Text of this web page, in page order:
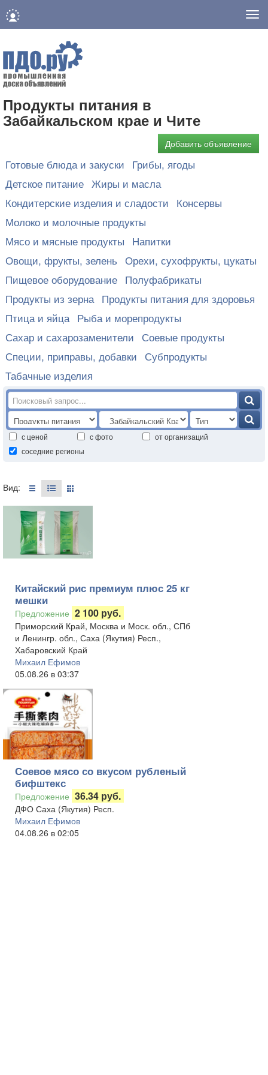
Продукты питания в
Забайкальском крае и Чите
Добавить объявление
Готовые блюда и закуски Грибы, ягоды
Детское питание Жиры и масла
Кондитерские изделия и сладости Консервы
Молоко и молочные продукты
Мясо и мясные продукты Напитки
Овощи, фрукты, зелень Орехи, сухофрукты, цукаты
Пищевое оборудование Полуфабрикаты
Продукты из зерна Продукты питания для здоровья
Птица и яйца Рыба и морепродукты
Сахар и сахарозаменители Соевые продукты
Специи, приправы, добавки Субпродукты
Табачные изделия
с ценой с фото
от организаций
соседние регионы
Вид:
Китайский рис премиум плюс 25 кг
мешки
Предложение 2 100 руб.
Приморский Край, Москва и Моск. обл., СПб
и Ленингр. обл., Саха (Якутия) Респ.,
Хабаровский Край
Михаил Ефимов
05.08.26 в 03:37
Соевое мясо со вкусом рубленый
бифштекс
Предложение 36.34 руб.
ДФО Саха (Якутия) Респ.
Михаил Ефимов
04.08.26 в 02:05